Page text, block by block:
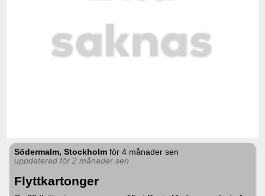
Södermalm, Stockholm för 4 månader sen
uppdaterad för 2 månader sen
Flyttkartonger